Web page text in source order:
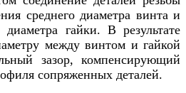
среднего диаметра винта и
диаметра гайки. В результате
между винтом и гайкой
зазор, компенсирующий
сопряженных деталей.